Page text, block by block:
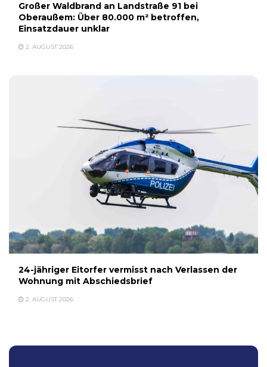
Großer Waldbrand an Landstraße 91 bei
Oberaußem: Über 80.000 m² betroffen,
Einsatzdauer unklar
2. AUGUST 2026
24-jähriger Eitorfer vermisst nach Verlassen der
Wohnung mit Abschiedsbrief
2. AUGUST 2026